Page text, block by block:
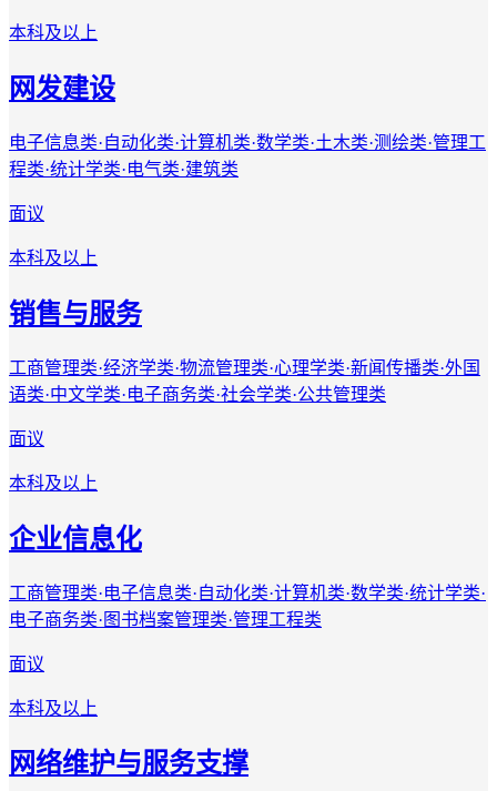
本科及以上
网发建设
电子信息类·自动化类·计算机类·数学类·土木类·测绘类·管理工
程类·统计学类·电气类·建筑类
面议
本科及以上
销售与服务
工商管理类·经济学类·物流管理类·心理学类·新闻传播类·外国
语类·中文学类·电子商务类·社会学类·公共管理类
面议
本科及以上
企业信息化
工商管理类·电子信息类·自动化类·计算机类·数学类·统计学类·
电子商务类·图书档案管理类·管理工程类
面议
本科及以上
网络维护与服务支撑